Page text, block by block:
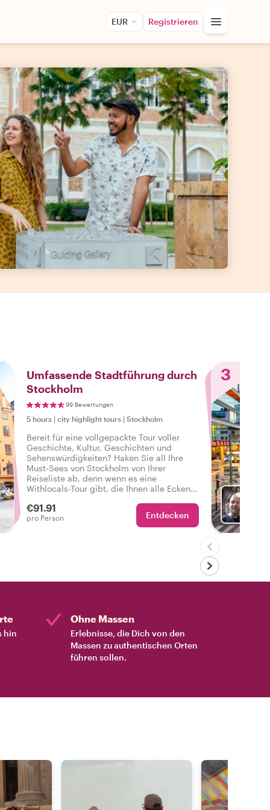
EUR Registrieren
Umfassende Stadtführung durch
Stockholm
99 Bewertungen
5 hours | city highlight tours | Stockholm
Bereit für eine vollgepackte Tour voller
Geschichte, Kultur, Geschichten und
Sehenswürdigkeiten? Haken Sie all Ihre
Must-Sees von Stockholm von Ihrer
Reiseliste ab, denn wenn es eine
Withlocals-Tour gibt, die Ihnen alle Ecken
diese komplette und personalisierte Tour
durch Stockholm.
€91.91
pro Person Entdecken
3
hin
Ohne Massen
Erlebnisse, die Dich von den
Massen zu authentischen Orten
führen sollen.